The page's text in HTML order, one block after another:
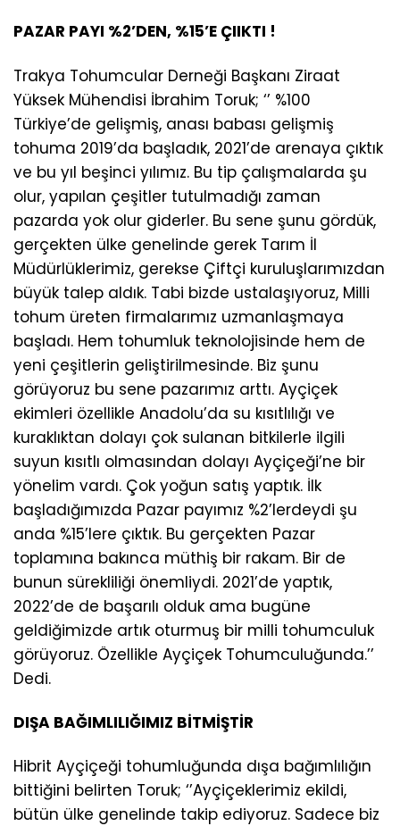
PAZAR PAYI %2’DEN, %15’E ÇIIKTI !
Trakya Tohumcular Derneği Başkanı Ziraat
Yüksek Mühendisi İbrahim Toruk; ‘’ %100
Türkiye’de gelişmiş, anası babası gelişmiş
tohuma 2019’da başladık, 2021’de arenaya çıktık
ve bu yıl beşinci yılımız. Bu tip çalışmalarda şu
olur, yapılan çeşitler tutulmadığı zaman
pazarda yok olur giderler. Bu sene şunu gördük,
gerçekten ülke genelinde gerek Tarım İl
Müdürlüklerimiz, gerekse Çiftçi kuruluşlarımızdan
büyük talep aldık. Tabi bizde ustalaşıyoruz, Milli
tohum üreten firmalarımız uzmanlaşmaya
başladı. Hem tohumluk teknolojisinde hem de
yeni çeşitlerin geliştirilmesinde. Biz şunu
görüyoruz bu sene pazarımız arttı. Ayçiçek
ekimleri özellikle Anadolu’da su kısıtlılığı ve
kuraklıktan dolayı çok sulanan bitkilerle ilgili
suyun kısıtlı olmasından dolayı Ayçiçeği’ne bir
yönelim vardı. Çok yoğun satış yaptık. İlk
başladığımızda Pazar payımız %2’lerdeydi şu
anda %15’lere çıktık. Bu gerçekten Pazar
toplamına bakınca müthiş bir rakam. Bir de
bunun sürekliliği önemliydi. 2021’de yaptık,
2022’de de başarılı olduk ama bugüne
geldiğimizde artık oturmuş bir milli tohumculuk
görüyoruz. Özellikle Ayçiçek Tohumculuğunda.’’
Dedi.
DIŞA BAĞIMLILIĞIMIZ BİTMİŞTİR
Hibrit Ayçiçeği tohumluğunda dışa bağımlılığın
bittiğini belirten Toruk; ‘’Ayçiçeklerimiz ekildi,
bütün ülke genelinde takip ediyoruz. Sadece biz